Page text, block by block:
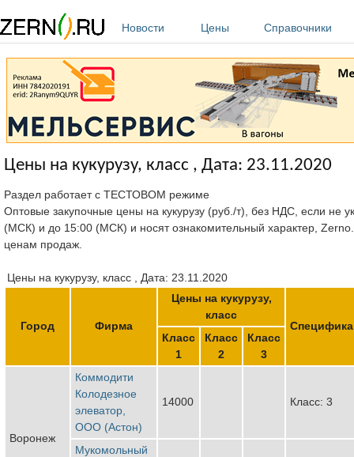
Новости
Цены Справочники
Цены на кукурузу, класс , Дата: 23.11.2020
Раздел работает с ТЕСТОВОМ режиме
Оптовые закупочные цены на кукурузу (руб./т), без НДС, если не
(МСК) и до 15:00 (МСК) и носят ознакомительный характер,
ценам продаж.
Цены на кукурузу, класс , Дата: 23.11.2020
Город Фирма
Цены на кукурузу,
класс
Класс
1
Класс
2
Класс
3
Воронеж
Коммодити
Колодезное
элеватор,
ООО (Астон)
14000 Класс: 3
Мукомольный